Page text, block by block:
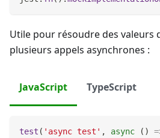
Utile pour résoudre des valeurs
plusieurs appels asynchrones :
JavaScript TypeScript
test ( 'async test' , async ( )